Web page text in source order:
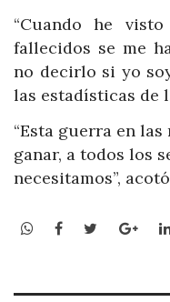
“Cuando he
fallecidos se me
no decirlo si yo
las estadísticas de
“Esta guerra en
ganar, a todos los
necesitamos”, acotó
WhatsApp
Facebook
Twitter